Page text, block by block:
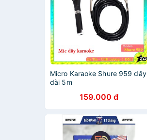
Micro Karaoke Shure 959 dây
dài 5m
159.000 đ